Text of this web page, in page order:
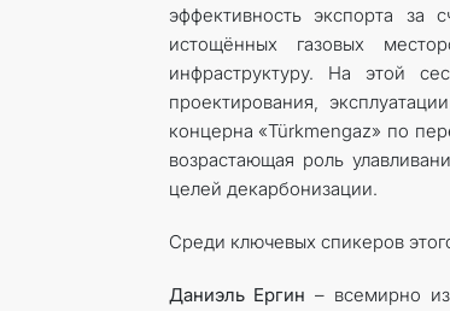
эффективность экспорта за
истощённых газовых
инфраструктуру. На этой
проектирования,
концерна «Türkmengaz» по
возрастающая роль
целей декарбонизации.
Среди ключевых спикеров
Даниэль Ергин – всемирно